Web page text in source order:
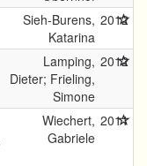
Sieh-Burens,
Katarina
2012
Lamping,
Dieter; Frieling,
Simone
2012
Wiechert,
Gabriele
2011